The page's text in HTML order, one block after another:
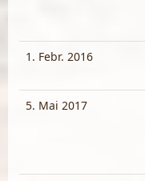
1. Febr. 2016
5. Mai 2017